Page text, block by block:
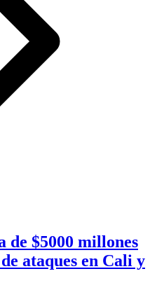
de $5000 millones
ataques en Cali y